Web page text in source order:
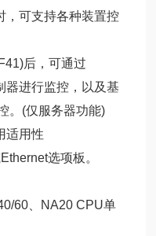
，可支持各种装置控
后，可通过
器进行监控，以及基
。(仅服务器功能)
适用性
选项板。
60、NA20 CPU单